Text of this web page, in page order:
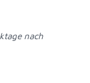
nach